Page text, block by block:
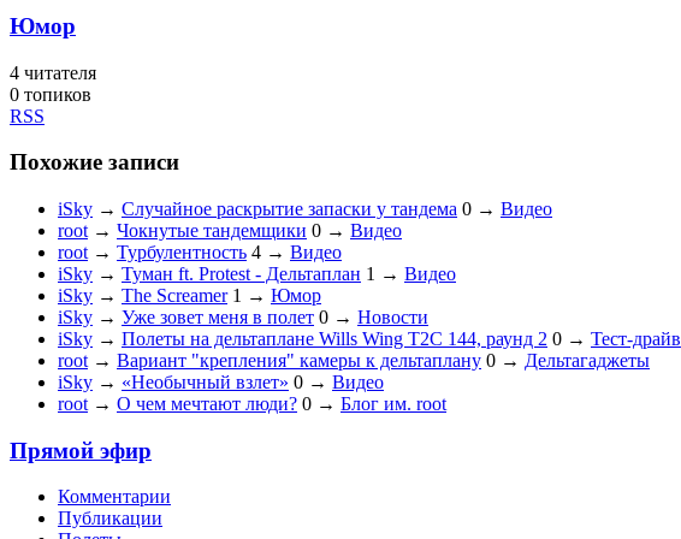
Юмор
4 читателя
0 топиков
RSS
Похожие записи
iSky → Случайное раскрытие запаски у тандема 0 → Видео
root → Чокнутые тандемщики 0 → Видео
root → Турбулентность 4 → Видео
iSky → Туман ft. Protest - Дельтаплан 1 → Видео
iSky → The Screamer 1 → Юмор
iSky → Уже зовет меня в полет 0 → Новости
iSky → Полеты на дельтаплане Wills Wing T2C 144, раунд 2 0 → Тест-драйв
root → Вариант "крепления" камеры к дельтаплану 0 → Дельтагаджеты
iSky → «Необычный взлет» 0 → Видео
root → О чем мечтают люди? 0 → Блог им. root
Прямой эфир
Комментарии
Публикации